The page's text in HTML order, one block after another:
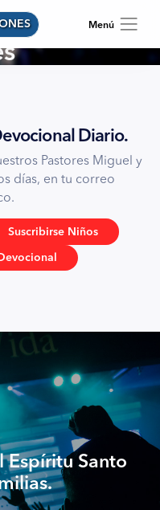
Diario.
Pastores Miguel y
días, en tu correo
Suscribirse Niños
Espíritu Santo